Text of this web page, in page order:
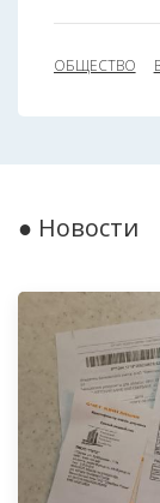
ОБЩЕСТВО
● Новости